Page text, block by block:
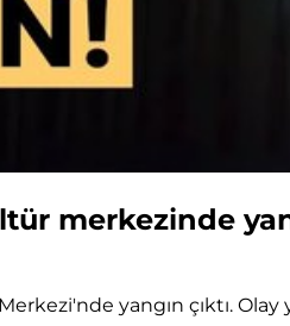
merkezinde
yangın çıktı.